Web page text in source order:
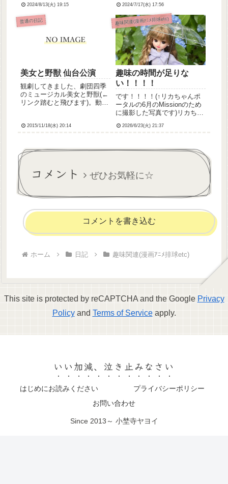
ーちゃんのワンピースとカチ
ューシャを作ってました。型
紙と作り方はこないだ買った
るのとギャザー寄せるの、あ
2024/8/13(火) 19:15
さぎさんはアイロンプリント
でくっつけました。アイロン
プリント紙、カラー地用のを
使ったので白地がちょっと目
立つから、白地用のにすれば
よかっ...
2024/7/17(水) 17:56
普通の日記
美女と野獣 仙台公演
観劇してきました、劇団四季
のミュージカル美女と野獣(←
リンク踏むと飛びます)。動画
想。あのね。とにかくもう一
か鳴りやまなくて何回も何回
もカ...
2015/11/18(水) 20:14
趣味関連(漫画ｱﾆﾒ排球etc)
趣味の時間が足りな
い！！！！
です！！！！(↑リカちゃんポ
ータルの6月のMissionのため
に撮影した写真です)リカちゃ
洋服新しいの作りたいしイラ
いよー明日は休みだけど眼科
2026/6/23(火) 21:37
コメント ぜひお気軽に☆
コメントを書き込む
ホーム 日記 趣味関連(漫画ｱﾆﾒ排球etc)
This site is protected by reCAPTCHA and the Google Privacy
Policyand Terms of Serviceapply.
いい加減、泣き止みなさい
はじめにお読みください
プライバシーポリシー
お問い合わせ
Since 2013～ 小埜寺ヤヨイ